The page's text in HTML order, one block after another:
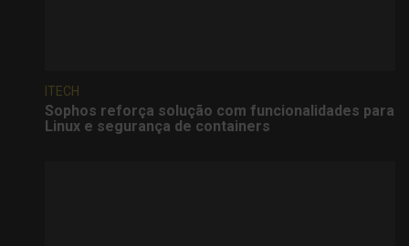
ITECH
Sophos reforça solução com funcionalidades para
Linux e segurança de containers